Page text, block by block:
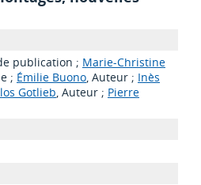
publication ; Marie-Christine
; Émilie Buono, Auteur ; Inès
Gotlieb, Auteur ; Pierre